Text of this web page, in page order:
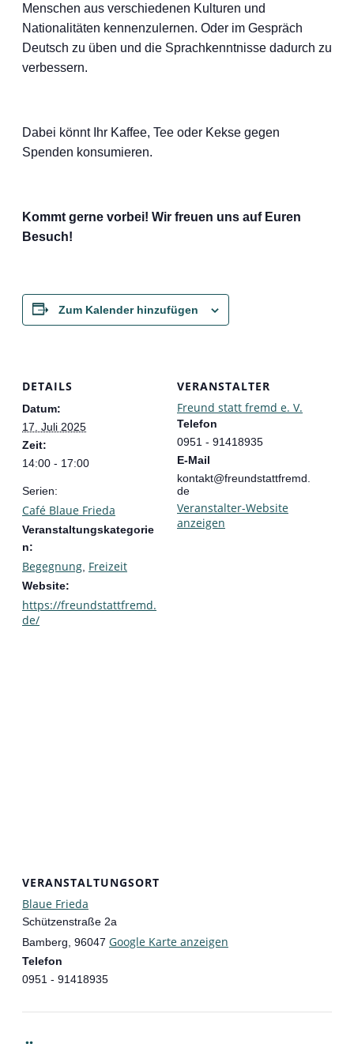
Menschen aus verschiedenen Kulturen und
Nationalitäten kennenzulernen. Oder im Gespräch
Deutsch zu üben und die Sprachkenntnisse dadurch zu
verbessern.
Dabei könnt Ihr Kaffee, Tee oder Kekse gegen
Spenden konsumieren.
Kommt gerne vorbei! Wir freuen uns auf Euren
Besuch!
Zum Kalender hinzufügen
DETAILS
Datum:
17. Juli 2025
Zeit:
14:00 - 17:00
Serien:
Café Blaue Frieda
Veranstaltungskategorie
n:
Begegnung Freizeit
Website:
https://freundstattfremd.
de/
VERANSTALTER
Freund statt fremd e. V.
Telefon
0951 - 91418935
E-Mail
kontakt@freundstattfremd.
de
Veranstalter-Website
anzeigen
VERANSTALTUNGSORT
Blaue Frieda
Schützenstraße 2a
Bamberg 96047 Google Karte anzeigen
Telefon
0951 - 91418935